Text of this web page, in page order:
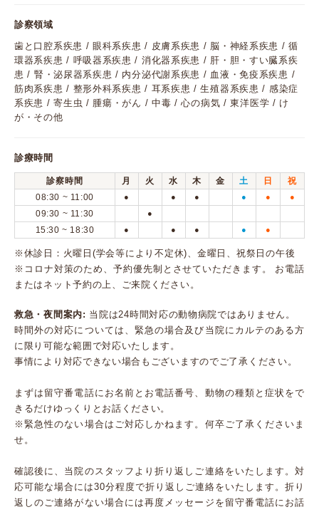
診察領域
歯と口腔系疾患 / 眼科系疾患 / 皮膚系疾患 / 脳・神経系疾患 / 循
環器系疾患 / 呼吸器系疾患 / 消化器系疾患 / 肝・胆・すい臓系疾
患 / 腎・泌尿器系疾患 / 内分泌代謝系疾患 / 血液・免疫系疾患 /
筋肉系疾患 / 整形外科系疾患 / 耳系疾患 / 生殖器系疾患 / 感染症
系疾患 / 寄生虫 / 腫瘍・がん / 中毒 / 心の病気 / 東洋医学 / け
が・その他
診療時間
診察時間 月 火 水 木 金 土 日
祝
08:30 ~ 11:00
● ● ● ● ● ●
09:30 ~ 11:30 ●
15:30 ~ 18:30 ● ● ● ● ●
※休診日：火曜日(学会等により不定休)、金曜日、祝祭日の午後
※コロナ対策のため、予約優先制とさせていただきます。 お電話
またはネット予約の上、ご来院ください。
救急・夜間案内: 当院は24時間対応の動物病院ではありません。
時間外の対応については、緊急の場合及び当院にカルテのある方
に限り可能な範囲で対応いたします。
事情により対応できない場合もございますのでご了承ください。
まずは留守番電話にお名前とお電話番号、動物の種類と症状をで
きるだけゆっくりとお話ください。
※緊急性のない場合はご対応しかねます。何卒ご了承くださいま
せ。
確認後に、当院のスタッフより折り返しご連絡をいたします。対
応可能な場合には30分程度で折り返しご連絡をいたします。折り
返しのご連絡がない場合には再度メッセージを留守番電話にお話